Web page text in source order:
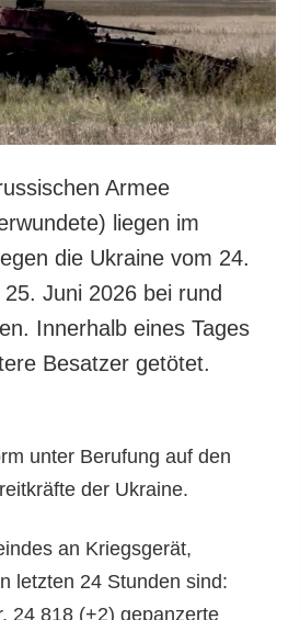
Armee
liegen im
die Ukraine vom 24.
Juni 2026 bei rund
Innerhalb eines Tages
Besatzer getötet.
unter Berufung auf den
der Ukraine.
an Kriegsgerät,
letzten 24 Stunden sind:
24 818 (+2) gepanzerte